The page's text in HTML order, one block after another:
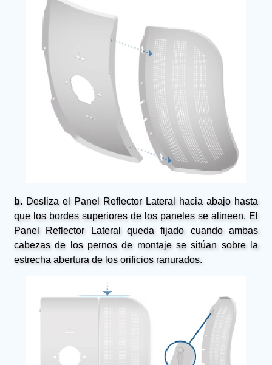
b. Desliza el Panel Reflector Lateral hacia abajo hasta
que los bordes superiores de los paneles se alineen. El
Panel Reflector Lateral queda fijado cuando ambas
cabezas de los pernos de montaje se sitúan sobre la
estrecha abertura de los orificios ranurados.